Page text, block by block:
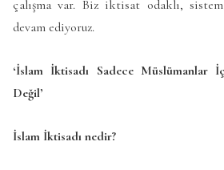
çalışma var. Biz iktisat odaklı,
devam ediyoruz.
‘İslam İktisadı Sadece
Değil’
İslam İktisadı nedir?